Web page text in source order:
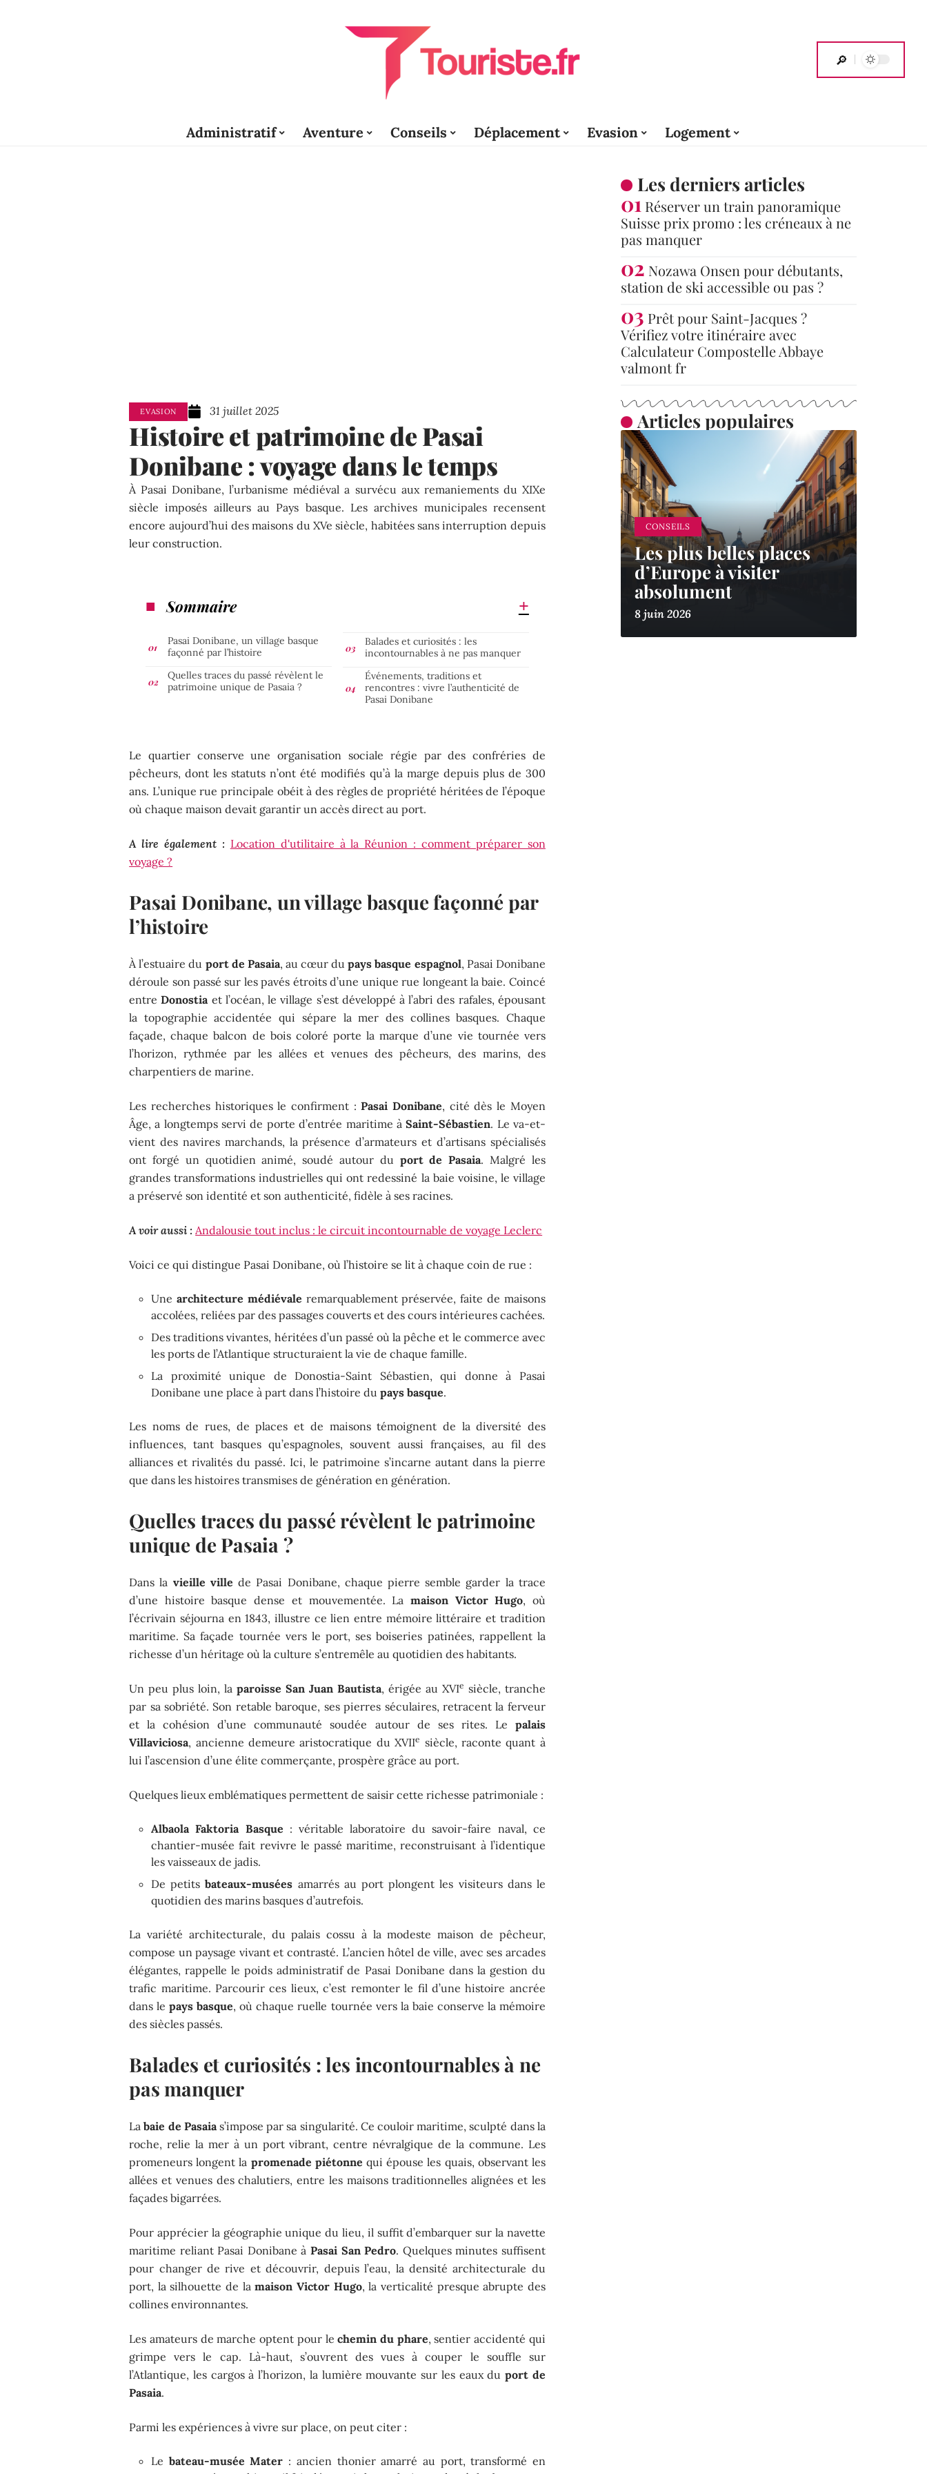
Administratif Aventure Conseils Déplacement Evasion Logement
EVASION 31 juillet 2025
Histoire et patrimoine de Pasai
Donibane : voyage dans le temps
À Pasai Donibane, l’urbanisme médiéval a survécu aux remaniements du XIXe
siècle imposés ailleurs au Pays basque. Les archives municipales recensent
encore aujourd’hui des maisons du XVe siècle, habitées sans interruption depuis
leur construction.
Sommaire
Pasai Donibane, un village basque
façonné par l’histoire
Quelles traces du passé révèlent le
patrimoine unique de Pasaia ?
Balades et curiosités : les
incontournables à ne pas manquer
Événements, traditions et
rencontres : vivre l’authenticité de
Pasai Donibane
Le quartier conserve une organisation sociale régie par des confréries de
pêcheurs, dont les statuts n’ont été modifiés qu’à la marge depuis plus de 300
ans. L’unique rue principale obéit à des règles de propriété héritées de l’époque
où chaque maison devait garantir un accès direct au port.
A lire également : Location d'utilitaire à la Réunion : comment préparer son
voyage ?
Pasai Donibane, un village basque façonné par
l’histoire
À l’estuaire du port de Pasaia, au cœur dupays basque espagnol, Pasai Donibane
déroule son passé sur les pavés étroits d’une unique rue longeant la baie. Coincé
entreDonostia et l’océan, le village s’est développé à l’abri des rafales, épousant
la topographie accidentée qui sépare la mer des collines basques. Chaque
façade, chaque balcon de bois coloré porte la marque d’une vie tournée vers
l’horizon, rythmée par les allées et venues des pêcheurs, des marins, des
charpentiers de marine.
Les recherches historiques le confirment :Pasai Donibane, cité dès le Moyen
Âge, a longtemps servi de porte d’entrée maritime àSaint-Sébastien. Le va-et-
vient des navires marchands, la présence d’armateurs et d’artisans spécialisés
ont forgé un quotidien animé, soudé autour du port de Pasaia. Malgré les
grandes transformations industrielles qui ont redessiné la baie voisine, le village
a préservé son identité et son authenticité, fidèle à ses racines.
A voir aussi : Andalousie tout inclus : le circuit incontournable de voyage Leclerc
Voici ce qui distingue Pasai Donibane, où l’histoire se lit à chaque coin de rue :
Une architecture médiévale remarquablement préservée, faite de maisons
accolées, reliées par des passages couverts et des cours intérieures cachées.
Des traditions vivantes, héritées d’un passé où la pêche et le commerce avec
les ports de l’Atlantique structuraient la vie de chaque famille.
La proximité unique de Donostia-Saint Sébastien, qui donne à Pasai
Donibane une place à part dans l’histoire dupays basque.
Les noms de rues, de places et de maisons témoignent de la diversité des
influences, tant basques qu’espagnoles, souvent aussi françaises, au fil des
alliances et rivalités du passé. Ici, le patrimoine s’incarne autant dans la pierre
que dans les histoires transmises de génération en génération.
Quelles traces du passé révèlent le patrimoine
unique de Pasaia ?
Dans la vieille ville de Pasai Donibane, chaque pierre semble garder la trace
d’une histoire basque dense et mouvementée. La maison Victor Hugo, où
l’écrivain séjourna en 1843, illustre ce lien entre mémoire littéraire et tradition
maritime. Sa façade tournée vers le port, ses boiseries patinées, rappellent la
richesse d’un héritage où la culture s’entremêle au quotidien des habitants.
Un peu plus loin, laparoisse San Juan Bautista, érigée au XVIe siècle, tranche
par sa sobriété. Son retable baroque, ses pierres séculaires, retracent la ferveur
et la cohésion d’une communauté soudée autour de ses rites. Le palais
Villaviciosa, ancienne demeure aristocratique du XVIIe siècle, raconte quant à
lui l’ascension d’une élite commerçante, prospère grâce au port.
Quelques lieux emblématiques permettent de saisir cette richesse patrimoniale :
Albaola Faktoria Basque : véritable laboratoire du savoir-faire naval, ce
chantier-musée fait revivre le passé maritime, reconstruisant à l’identique
les vaisseaux de jadis.
De petitsbateaux-musées amarrés au port plongent les visiteurs dans le
quotidien des marins basques d’autrefois.
La variété architecturale, du palais cossu à la modeste maison de pêcheur,
compose un paysage vivant et contrasté. L’ancien hôtel de ville, avec ses arcades
élégantes, rappelle le poids administratif de Pasai Donibane dans la gestion du
trafic maritime. Parcourir ces lieux, c’est remonter le fil d’une histoire ancrée
dans lepays basque, où chaque ruelle tournée vers la baie conserve la mémoire
des siècles passés.
Balades et curiosités : les incontournables à ne
pas manquer
Labaie de Pasaias’impose par sa singularité. Ce couloir maritime, sculpté dans la
roche, relie la mer à un port vibrant, centre névralgique de la commune. Les
promeneurs longent la promenade piétonne qui épouse les quais, observant les
allées et venues des chalutiers, entre les maisons traditionnelles alignées et les
façades bigarrées.
Pour apprécier la géographie unique du lieu, il suffit d’embarquer sur la navette
maritime reliant Pasai Donibane à Pasai San Pedro. Quelques minutes suffisent
pour changer de rive et découvrir, depuis l’eau, la densité architecturale du
port, la silhouette de lamaison Victor Hugo, la verticalité presque abrupte des
collines environnantes.
Les amateurs de marche optent pour lechemin du phare, sentier accidenté qui
grimpe vers le cap. Là-haut, s’ouvrent des vues à couper le souffle sur
l’Atlantique, les cargos à l’horizon, la lumière mouvante sur les eaux duport de
Pasaia.
Parmi les expériences à vivre sur place, on peut citer :
Le bateau-musée Mater : ancien thonier amarré au port, transformé en
Les derniers articles
Réserver un train panoramique
Suisse prix promo : les créneaux à ne
pas manquer
Nozawa Onsen pour débutants,
station de ski accessible ou pas ?
Prêt pour Saint-Jacques ?
Vérifiez votre itinéraire avec
Calculateur Compostelle Abbaye
valmont fr
Articles populaires
CONSEILS
Les plus belles places
d’Europe à visiter
absolument
8 juin 2026